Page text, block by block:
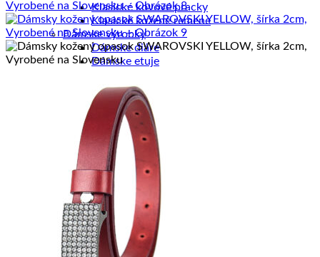
Klasické kovové pracky
Klasické kožené remene
Dámske výrobky
Dámske diáre
Dámske etuje
Dámske aktovky
Dámske kabelky
Dámske ruksaky
Dámske vizitkáre
Dámske spisovky
Dámske zápisníky
Dámske peňaženky
Kožené púzdra na karty
Pánske výrobky
Pánske diáre
Pánske etuje
Pánske tašky
Pánske aktovky